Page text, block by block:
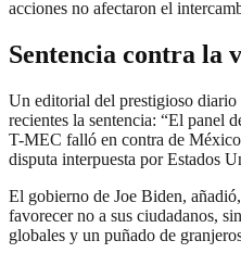
acciones no afectaron el
Sentencia contra la
Un editorial del prestigioso diario
recientes la sentencia: “El panel
T-MEC falló en contra de
disputa interpuesta por Estados
El gobierno de Joe Biden,
favorecer no a sus ciudadanos,
globales y un puñado de